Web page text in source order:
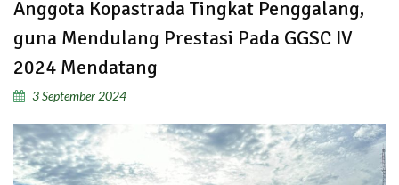
Anggota Kopastrada Tingkat Penggalang,
guna Mendulang Prestasi Pada GGSC IV
2024 Mendatang
3 September 2024